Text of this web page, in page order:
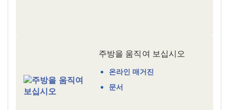
주방을 움직여 보십시오
온라인 매거진
문서